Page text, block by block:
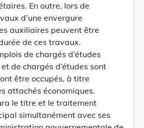
En outre, lors de
d’une envergure
auxiliaires peuvent être
de ces travaux.
de chargés d’études
de chargés d’études sont
être occupés, à titre
attachés économiques.
le titre et le traitement
simultanément avec ses